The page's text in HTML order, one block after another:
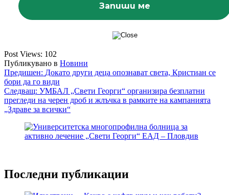
Post Views: 102
Публикувано в Новини
Навигация
Предишен: Докато други деца опознават света, Кристиан се
бори да го види
Следващ: УМБАЛ „Свети Георги“ организира безплатни
прегледи на черен дроб и жлъчка в рамките на кампанията
„Здраве за всички“
Последни публикации